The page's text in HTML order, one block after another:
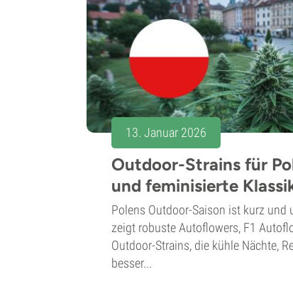
13. Januar 2026
Outdoor-Strains für
und feminisierte
Polens Outdoor-Saison ist kurz und
zeigt robuste Autoflowers, F1
Outdoor-Strains, die kühle Nächte,
besser...